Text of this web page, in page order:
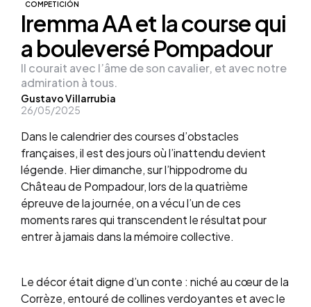
COMPETICIÓN
Iremma AA et la course qui
a bouleversé Pompadour
Posted
by
Gustavo Villarrubia
26/05/2025
Il courait avec l’âme de son cavalier, et avec notre
admiration à tous.
Dans le calendrier des courses d’obstacles
françaises, il est des jours où l’inattendu devient
légende. Hier dimanche, sur l’hippodrome du
Château de Pompadour, lors de la quatrième
épreuve de la journée, on a vécu l’un de ces
moments rares qui transcendent le résultat pour
entrer à jamais dans la mémoire collective.
Le décor était digne d’un conte : niché au cœur de la
Corrèze, entouré de collines verdoyantes et avec le